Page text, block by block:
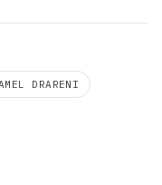
DRARENI